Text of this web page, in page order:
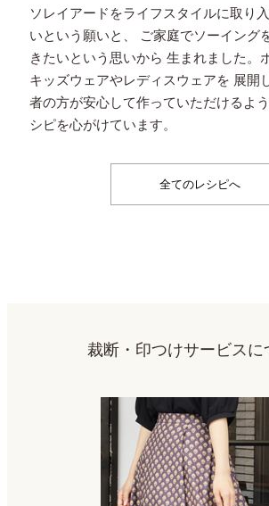
ソレイアードをライフスタイルに取り
いという願いと、
ご家庭でソーイング
きたいという思いから 生まれました。
キッズウェアやレディスウェアを 展開
者の方が安心して作っていただけるよう
シピを心がけています。
全てのレシピへ
裁断・印つけサービスに